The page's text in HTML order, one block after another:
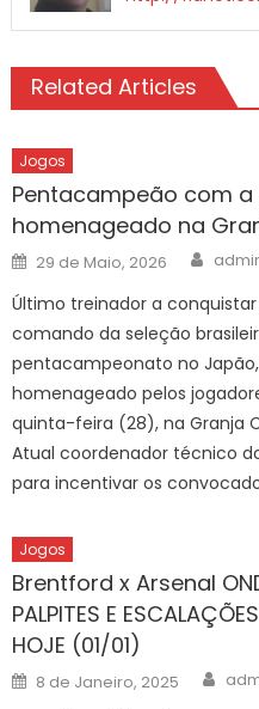
Related Articles
Jogos
Pentacampeão com a
homenageado na
Posted
on
29 de Maio, 2026
Último treinador a
comando da seleção
pentacampeonato no Japão,
homenageado pelos
quinta-feira (28), na Granja
Atual coordenador técnico
para incentivar os
Jogos
Brentford x Arsenal
PALPITES E
HOJE (01/01)
Posted
on
8 de Janeiro, 2025